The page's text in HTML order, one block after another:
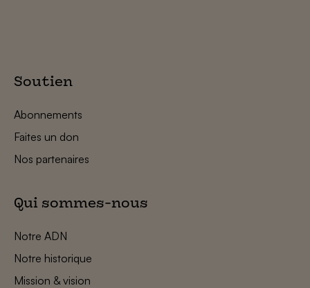
Soutien
Abonnements
Faites un don
Nos partenaires
Qui sommes-nous
Notre ADN
Notre historique
Mission & vision